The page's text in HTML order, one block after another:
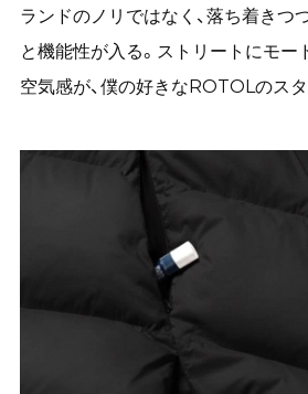
ランドのノリではなく、落ち着きつ
と機能性が入る。ストリートにモー
空気感が、僕の好きなROTOLのスタ